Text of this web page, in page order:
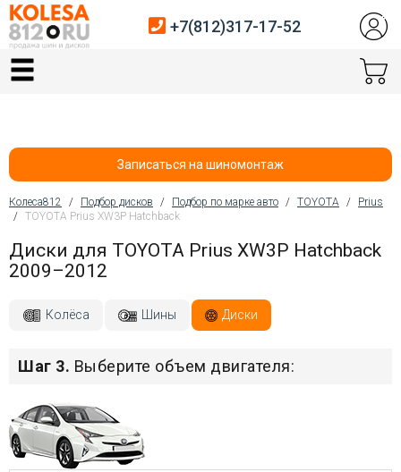
Главная
Автосервис
Услуги шиномонтажа
Хранение шин
Войти на сайт
+7(812)317-17-52
Записаться на шиномонтаж
Вы здесь
Колеса812 / Подбор дисков / Подбор по марке авто / TOYOTA /
Prius
/ TOYOTA Prius XW3P Hatchback
Диски для TOYOTA Prius XW3P Hatchback
2009–2012
Колёса Шины Диски
Шаг 3. Выберите объем двигателя: